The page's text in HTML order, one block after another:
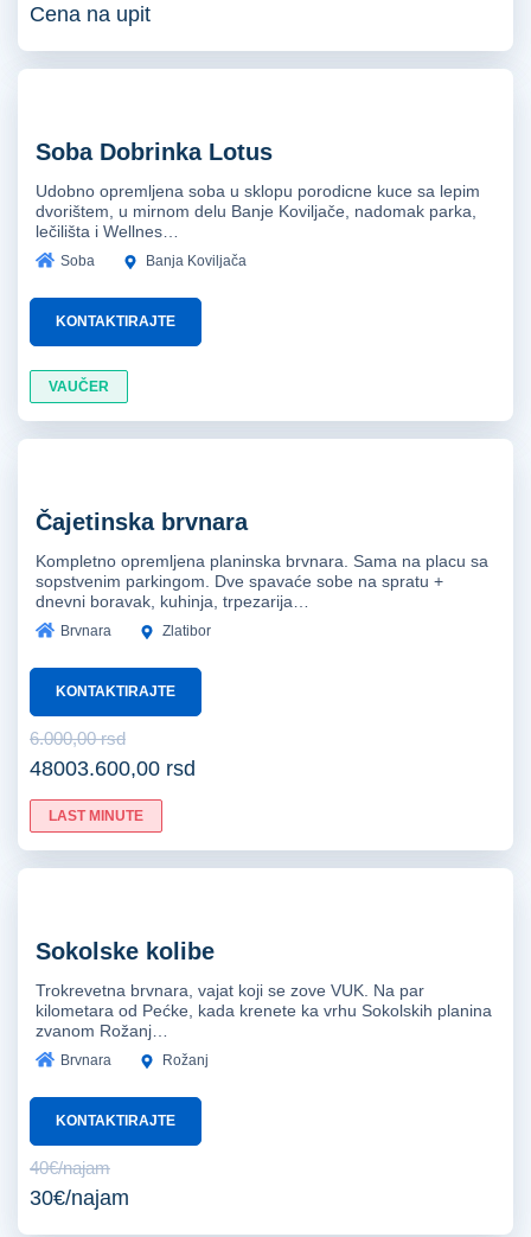
Cena na upit
Soba Dobrinka Lotus
Udobno opremljena soba u sklopu porodicne kuce sa lepim
dvorištem, u mirnom delu Banje Koviljače, nadomak parka,
lečilišta i Wellnes…
Soba Banja Koviljača
KONTAKTIRAJTE
VAUČER
Čajetinska brvnara
Kompletno opremljena planinska brvnara. Sama na placu sa
sopstvenim parkingom. Dve spavaće sobe na spratu +
dnevni boravak, kuhinja, trpezarija…
Brvnara Zlatibor
KONTAKTIRAJTE
6.000,00 rsd
48003.600,00 rsd
LAST MINUTE
Sokolske kolibe
Trokrevetna brvnara, vajat koji se zove VUK. Na par
kilometara od Pećke, kada krenete ka vrhu Sokolskih planina
zvanom Rožanj…
Brvnara Rožanj
KONTAKTIRAJTE
40€/najam
30€/najam